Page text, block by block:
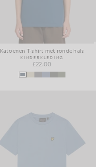
Katoenen T-shirt met ronde hals
KINDERKLEDING
£22.00